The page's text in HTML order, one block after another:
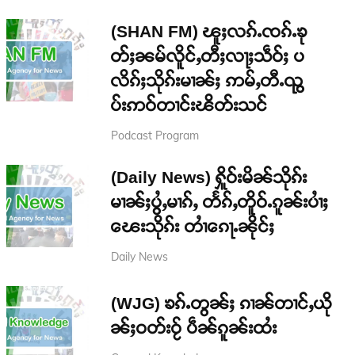
(SHAN FM) ၽူႈလၵ်ႉၸၵ်ႉၶု
တ်ႈၼမ်လိူင်ႇတီႈလႃႈသဵဝ်ႈ ပ
လိၵ်ႈသိုၵ်းမၢၼ်ႈ ဢမ်ႇတီႉၺွ
ပ်းဢဝ်တၢင်းၽိတ်းသင်
Podcast Program
(Daily News) ႁိူဝ်းမိၼ်သိုၵ်း
မၢၼ်ႈပွႆႇမၢၵ်ႇ တႅၵ်ႇတိူဝ်ႉၵူၼ်းပၢႆႈ
ၽေးသိုၵ်း တၢႆၵေႃႉၼိုင်ႈ
Daily News
(WJG) ၶၵ်ႉတွၼ်ႈ ၵၢၼ်တၢင်ႇယို
ၼ်ႈဝတ်းဝႂ် ပဵၼ်ၵူၼ်းထႆး